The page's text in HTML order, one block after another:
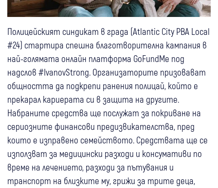
Полицейският синдикат в града (Atlantic City PBA Local
#24) стартира спешна благотворителна кампания в
най-голямата онлайн платформа GoFundMe под
надслов #IvanovStrong. Организаторите призовават
общността да подкрепи ранения полицай, който е
прекарал кариерата си в защита на другите.
Набраните средства ще послужат за покриване на
сериозните финансови предизвикателства, пред
които е изправено семейството. Средствата ще се
използват за медицински разходи и консумативи по
време на лечението, разходи за пътувания и
транспорт на близките му, грижи за трите деца,